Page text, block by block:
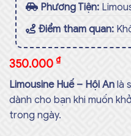
Phương Tiện:
Điểm tham quan:
350.000 ₫
Limousine Huế – Hội An là
dành cho bạn khi muốn
trong ngày.